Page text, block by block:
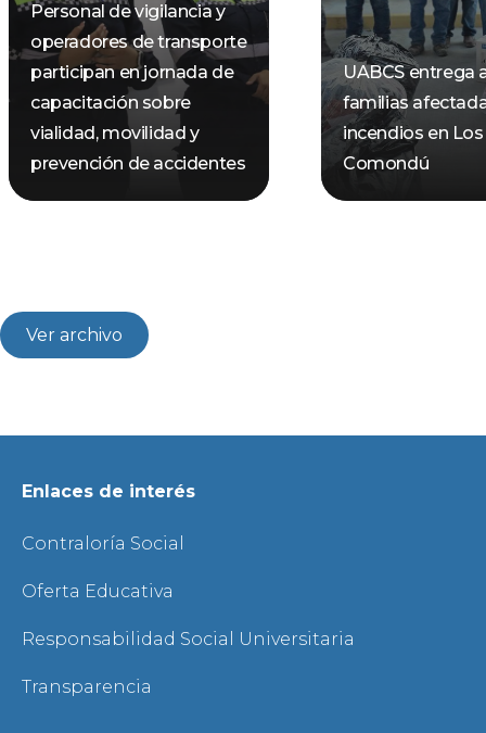
Personal de vigilancia y
operadores de transporte
participan en jornada de
capacitación sobre
vialidad, movilidad y
prevención de accidentes
UABCS entrega
familias
incendios en Los
Comondú
Ver archivo
Enlaces de interés
Contraloría Social
Oferta Educativa
Responsabilidad Social Universitaria
Transparencia